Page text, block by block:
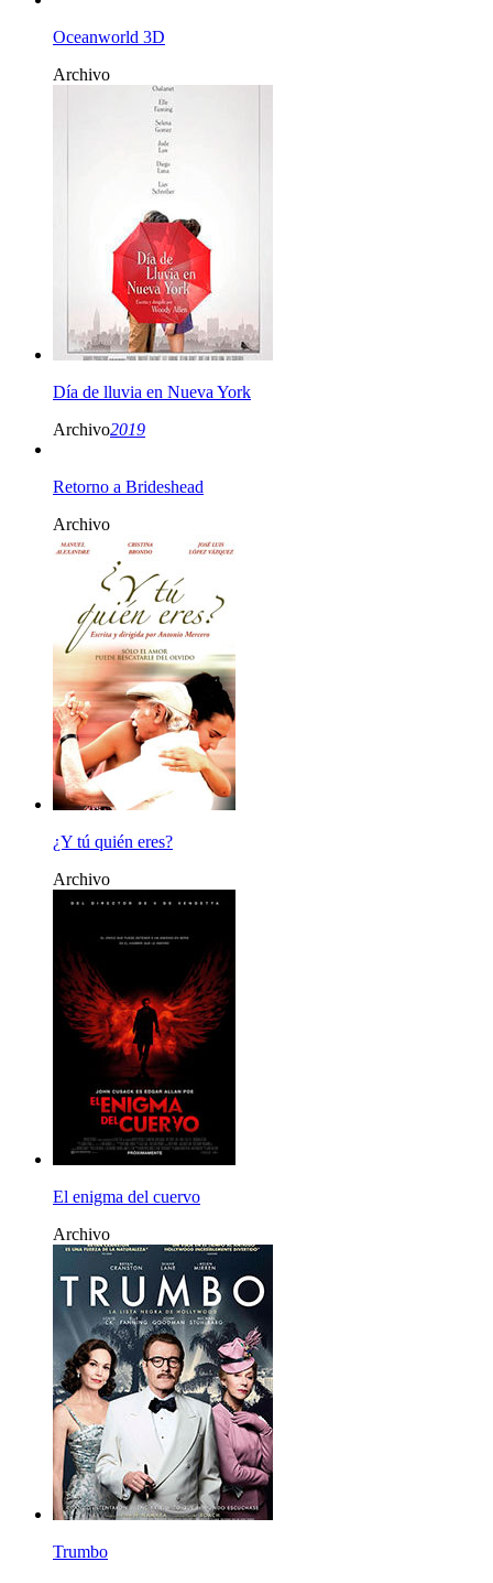
Oceanworld 3D
Archivo
Día de lluvia en Nueva York
Archivo2019
Retorno a Brideshead
Archivo
¿Y tú quién eres?
Archivo
El enigma del cuervo
Archivo
Trumbo